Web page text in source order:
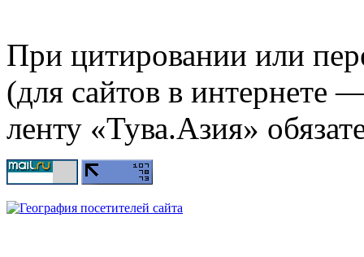
При цитировании или
(для сайтов в интернете
ленту «Тува.Азия»